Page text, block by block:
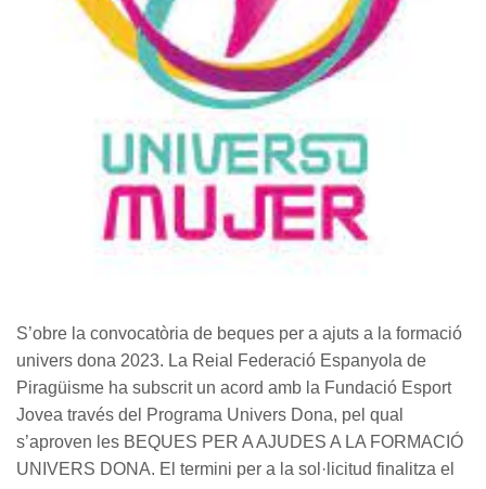
S’obre la convocatòria de beques per a ajuts a la formació
univers dona 2023. La Reial Federació Espanyola de
Piragüisme ha subscrit un acord amb la Fundació Esport
Jovea través del Programa Univers Dona, pel qual
s’aproven les BEQUES PER A AJUDES A LA FORMACIÓ
UNIVERS DONA. El termini per a la sol·licitud finalitza el